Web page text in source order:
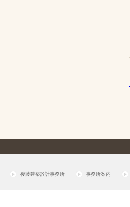
後藤建築設計事務所 事務所案内